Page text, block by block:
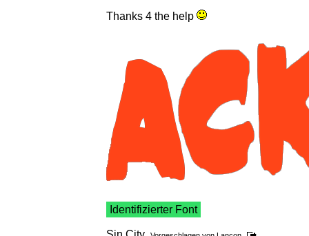
Thanks 4 the help
Identifizierter Font